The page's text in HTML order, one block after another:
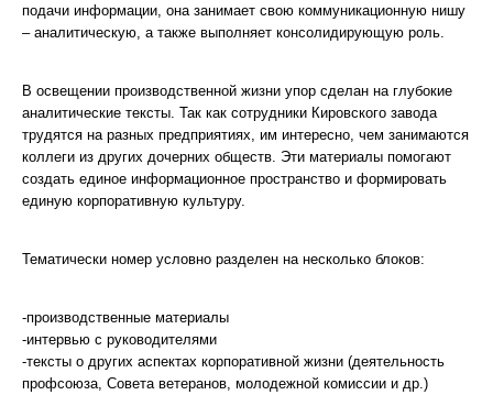
подачи информации, она занимает свою коммуникационную нишу
– аналитическую, а также выполняет консолидирующую роль.
В освещении производственной жизни упор сделан на глубокие
аналитические тексты. Так как сотрудники Кировского завода
трудятся на разных предприятиях, им интересно, чем занимаются
коллеги из других дочерних обществ. Эти материалы помогают
создать единое информационное пространство и формировать
единую корпоративную культуру.
Тематически номер условно разделен на несколько блоков:
-производственные материалы
-интервью с руководителями
-тексты о других аспектах корпоративной жизни (деятельность
профсоюза, Совета ветеранов, молодежной комиссии и др.)